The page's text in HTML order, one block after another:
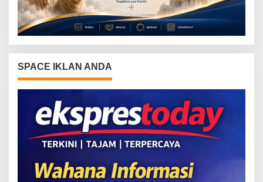
SPACE IKLAN ANDA